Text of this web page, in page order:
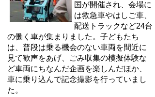
国が開催され、会場に
は救急車やはしご車、
配送トラックなど24台
の働く車が集まりました。子どもたち
は、普段は乗る機会のない車両を間近に
見て歓声をあげ、ごみ収集の模擬体験な
ど車両にちなんだ企画を楽しんだほか、
車に乗り込んで記念撮影を行っていまし
た。